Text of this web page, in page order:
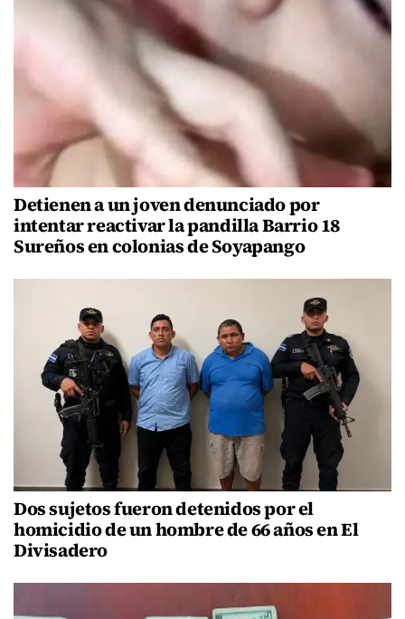
Detienen a un joven denunciado por
intentar reactivar la pandilla Barrio 18
Sureños en colonias de Soyapango
Dos sujetos fueron detenidos por el
homicidio de un hombre de 66 años en El
Divisadero